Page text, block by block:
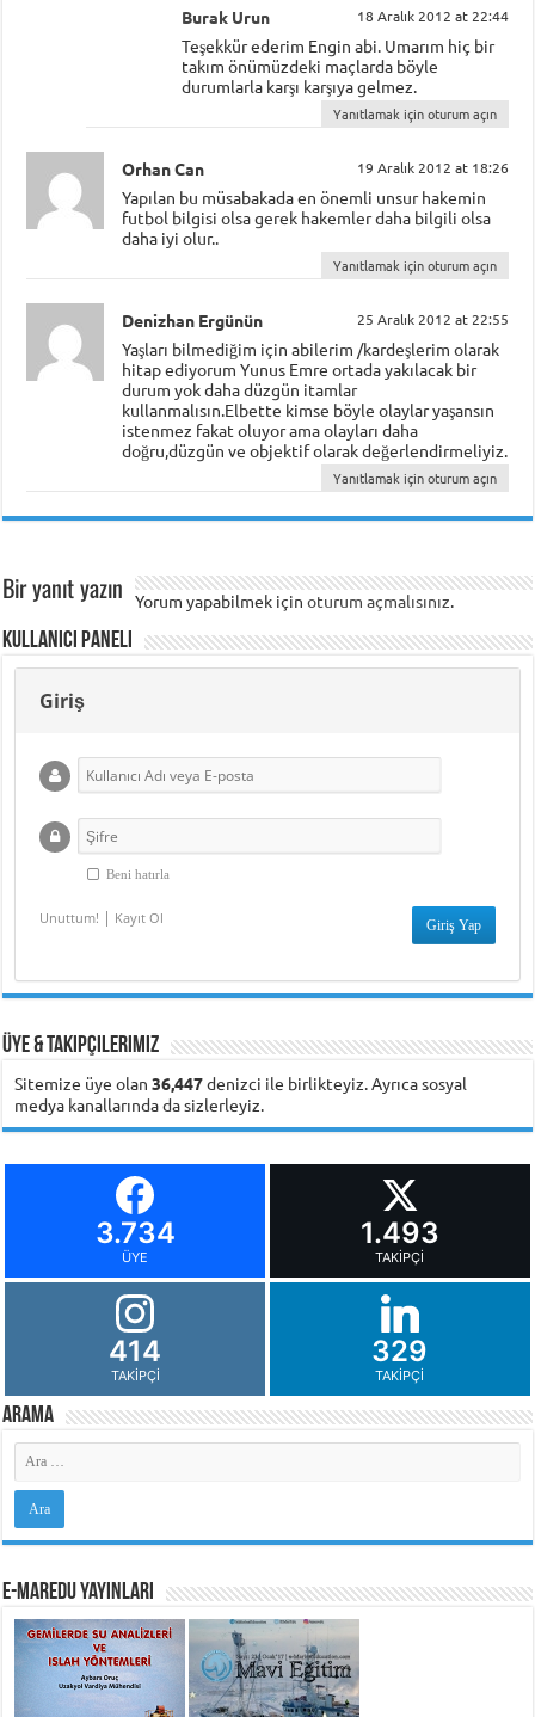
Burak Urun 18 Aralık 2012 at 22:44
Teşekkür ederim Engin abi. Umarım hiç bir
takım önümüzdeki maçlarda böyle
durumlarla karşı karşıya gelmez.
Yanıtlamak için oturum açın
Orhan Can 19 Aralık 2012 at 18:26
Yapılan bu müsabakada en önemli unsur hakemin
futbol bilgisi olsa gerek hakemler daha bilgili olsa
daha iyi olur..
Yanıtlamak için oturum açın
Denizhan Ergünün 25 Aralık 2012 at 22:55
Yaşları bilmediğim için abilerim /kardeşlerim olarak
hitap ediyorum Yunus Emre ortada yakılacak bir
durum yok daha düzgün itamlar
kullanmalısın.Elbette kimse böyle olaylar yaşansın
istenmez fakat oluyor ama olayları daha
doğru,düzgün ve objektif olarak değerlendirmeliyiz.
Yanıtlamak için oturum açın
Bir yanıt yazın Yorum yapabilmek içinoturum açmalısınız
Kullanıcı Paneli
Giriş
Beni hatırla
Unuttum! | Kayıt Ol
Üye & Takipçilerimiz
Sitemize üye olan36,447denizci ile birlikteyiz. Ayrıca sosyal
medya kanallarında da sizlerleyiz.
3.734
ÜYE
1.493
TAKIPÇI
414
TAKIPÇI
329
TAKIPÇI
Arama
e-MarEdu Yayınları